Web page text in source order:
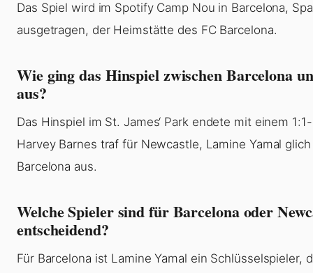
Das Spiel wird im Spotify Camp Nou in Barcelona,
ausgetragen, der Heimstätte des FC Barcelona.
Wie ging das Hinspiel zwischen Barcelona
aus?
Das Hinspiel im St. James‘ Park endete mit einem
Harvey Barnes traf für Newcastle, Lamine Yamal
Barcelona aus.
Welche Spieler sind für Barcelona oder
entscheidend?
Für Barcelona ist Lamine Yamal ein Schlüsselspieler,